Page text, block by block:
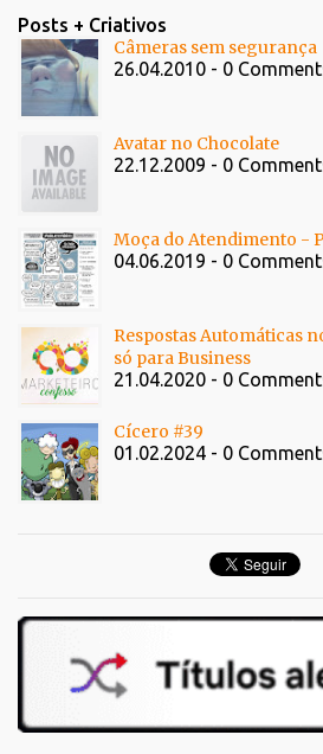
Posts + Criativos
Câmeras sem segurança
26.04.2010 - 0
Avatar no Chocolate
22.12.2009 - 0
Moça do Atendimento -
04.06.2019 - 0
Respostas Automáticas
só para Business
21.04.2020 - 0
Cícero #39
01.02.2024 - 0